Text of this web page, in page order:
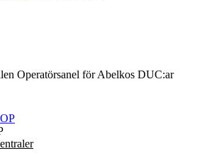
Operatörsanel för Abelkos DUC:ar